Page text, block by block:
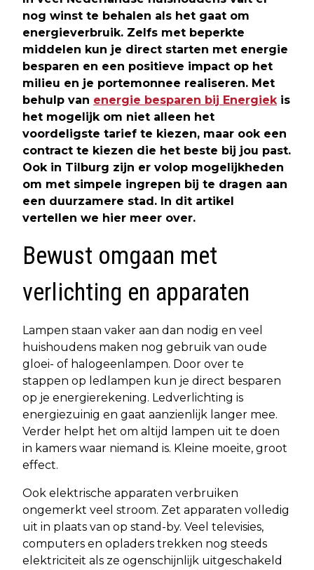
nog winst te behalen als het gaat om
energieverbruik. Zelfs met beperkte
middelen kun je direct starten met energie
besparen en een positieve impact op het
milieu en je portemonnee realiseren. Met
behulp van energie besparen bij Energiekis
het mogelijk om niet alleen het
voordeligste tarief te kiezen, maar ook een
contract te kiezen die het beste bij jou past.
Ook in Tilburg zijn er volop mogelijkheden
om met simpele ingrepen bij te dragen aan
een duurzamere stad. In dit artikel
vertellen we hier meer over.
Bewust omgaan met
verlichting en apparaten
Lampen staan vaker aan dan nodig en veel
huishoudens maken nog gebruik van oude
gloei- of halogeenlampen. Door over te
stappen op ledlampen kun je direct besparen
op je energierekening. Ledverlichting is
energiezuinig en gaat aanzienlijk langer mee.
Verder helpt het om altijd lampen uit te doen
in kamers waar niemand is. Kleine moeite, groot
effect.
Ook elektrische apparaten verbruiken
ongemerkt veel stroom. Zet apparaten volledig
uit in plaats van op stand-by. Veel televisies,
computers en opladers trekken nog steeds
elektriciteit als ze ogenschijnlijk uitgeschakeld